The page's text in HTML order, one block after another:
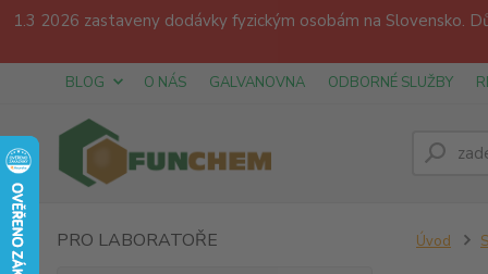
1.3 2026 zastaveny dodávky fyzickým osobám na Slovensko.
BLOG O NÁS GALVANOVNA ODBORNÉ SLUŽBY
PRO LABORATOŘE Úvod